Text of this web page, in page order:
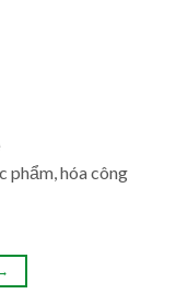
phẩm, hóa công